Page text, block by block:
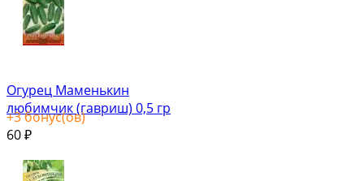
Огурец Маменькин
любимчик (гавриш) 0,5 гр
+3бонус(ов)
60 ₽